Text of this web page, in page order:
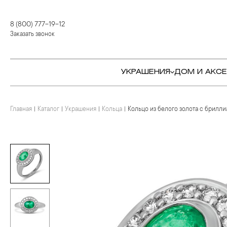
8 (800) 777-19-12
Заказать звонок
УКРАШЕНИЯ
КОЛЬЦА
ПОДВЕСКИ И КРЕСТЫ
БРОШИ
ЦЕПИ
ДОМ И
СТОЛОВЫЕ ПРИБОРЫ
ДЛЯ ЧАЯ
ДЛЯ КОФЕ
ДЕТЯМ
КОЛЬЦА
БРАСЛЕТЫ
КОЛЬЕ И ПОДВЕСКИ
КАМНЕРЕЗНОЕ
Главная Каталог Украшения Кольца Кольцо из белого золота с